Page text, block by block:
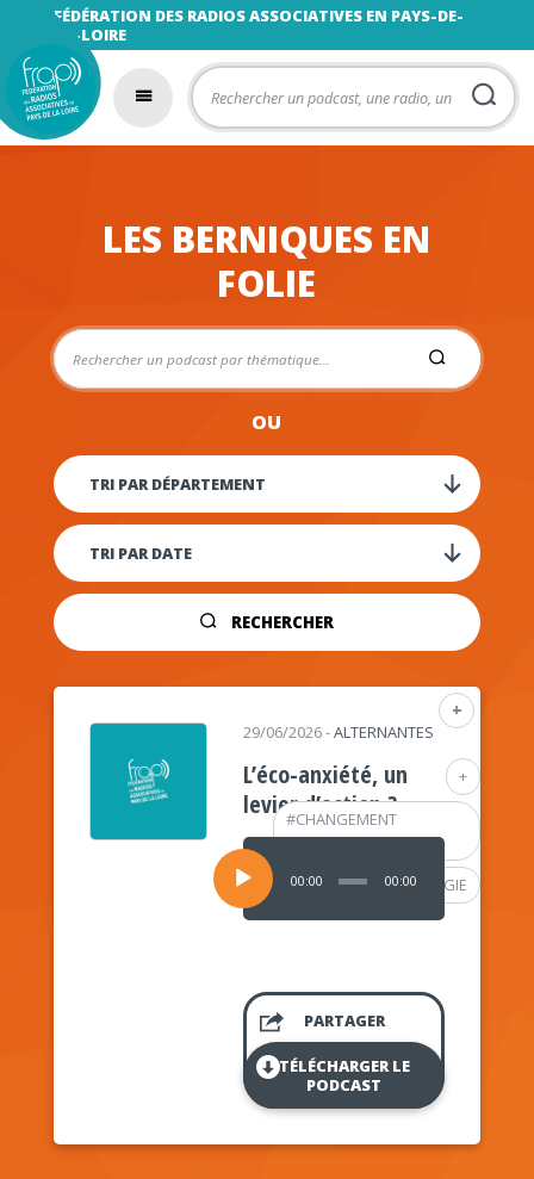
FÉDÉRATION DES RADIOS ASSOCIATIVES EN PAYS-DE-
LA-LOIRE
LES BERNIQUES EN
FOLIE
OU
RECHERCHER
+
+
#CHANGEMENT
CLIMATIQUE
#PSYCHOLOGIE
29/06/2026-ALTERNANTES
L’éco-anxiété, un
levier d’action ?
Lecteur
audio
00:00 00:00
PARTAGER
TÉLÉCHARGER LE
PODCAST